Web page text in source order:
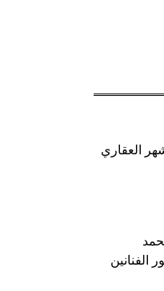
العقاري
الفنانين